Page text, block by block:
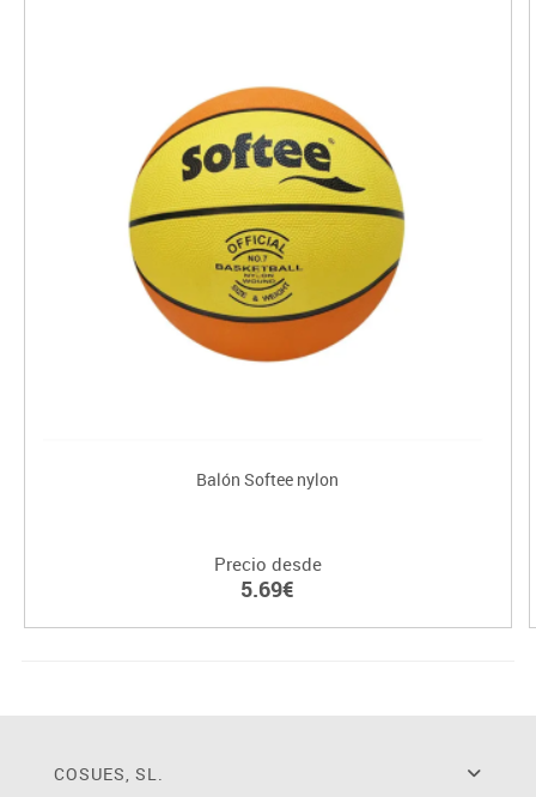
Balón Softee nylon
Precio desde
5.69€
COSUES, SL.